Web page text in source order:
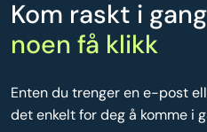
Kom raskt i
noen få klikk
Enten du trenger en e-post
det enkelt for deg å komme i